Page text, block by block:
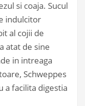
si coaja. Sucul
indulcitor
al cojii de
atat de sine
in intreaga
Schweppes
a facilita digestia